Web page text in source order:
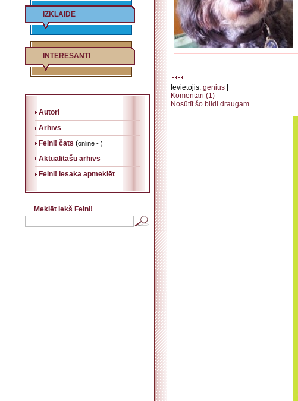
IZKLAIDE
INTERESANTI
Autori
Arhīvs
Feini! čats (online - )
Aktualitāšu arhīvs
Feini! iesaka apmeklēt
Meklēt iekš Feini!
Ievietojis: genius
Komentāri (1)
Nosūtīt šo bildi draugam